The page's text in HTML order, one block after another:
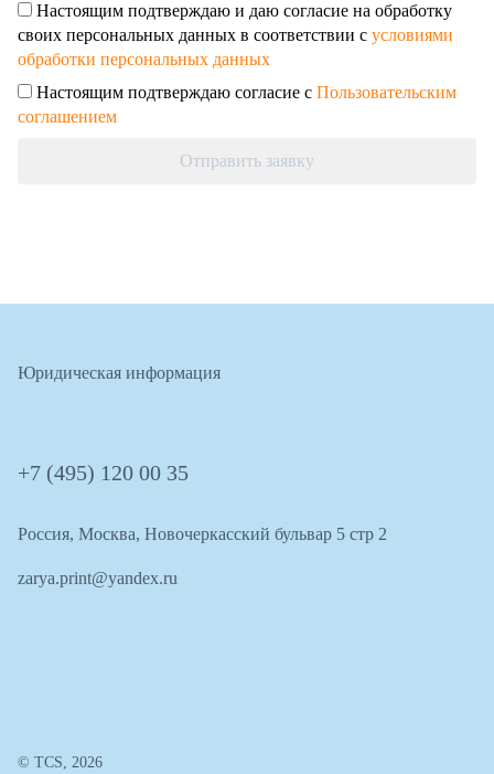
Настоящим подтверждаю и даю согласие на обработку
своих персональных данных в соответствии с условиями
обработки персональных данных
Настоящим подтверждаю согласие с Пользовательским
соглашением
Отправить заявку
Юридическая информация
+7 (495) 120 00 35
Россия, Москва, Новочеркасский бульвар 5 стр 2
zarya.print@yandex.ru
© TCS, 2026